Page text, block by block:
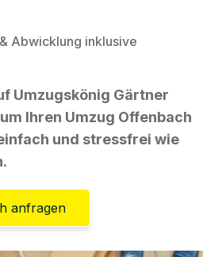
Abwicklung inklusive
Umzugskönig Gärtner
Ihren Umzug Offenbach
und stressfrei wie
anfragen